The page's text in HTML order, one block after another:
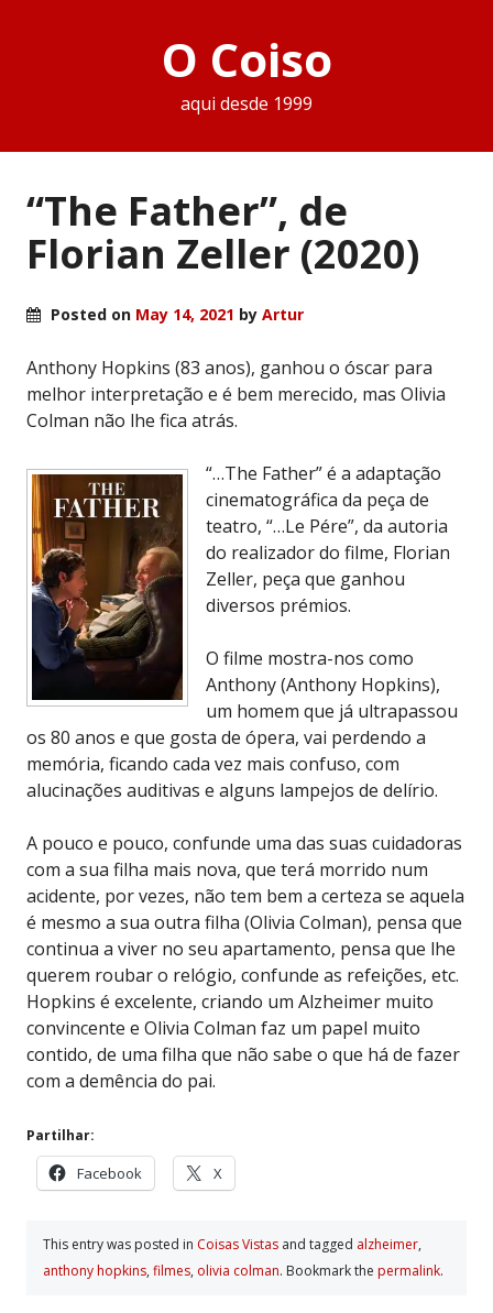
O Coiso
aqui desde 1999
“The Father”, de
Florian Zeller (2020)
Posted on May 14, 2021 by Artur
Anthony Hopkins (83 anos), ganhou o óscar para
melhor interpretação e é bem merecido, mas Olivia
Colman não lhe fica atrás.
“…The Father” é a adaptação
cinematográfica da peça de
teatro, “…Le Pére”, da autoria
do realizador do filme, Florian
Zeller, peça que ganhou
diversos prémios.
O filme mostra-nos como
Anthony (Anthony Hopkins),
um homem que já ultrapassou
os 80 anos e que gosta de ópera, vai perdendo a
memória, ficando cada vez mais confuso, com
alucinações auditivas e alguns lampejos de delírio.
A pouco e pouco, confunde uma das suas cuidadoras
com a sua filha mais nova, que terá morrido num
acidente, por vezes, não tem bem a certeza se aquela
é mesmo a sua outra filha (Olivia Colman), pensa que
continua a viver no seu apartamento, pensa que lhe
querem roubar o relógio, confunde as refeições, etc.
Hopkins é excelente, criando um Alzheimer muito
convincente e Olivia Colman faz um papel muito
contido, de uma filha que não sabe o que há de fazer
com a demência do pai.
Partilhar:
Facebook X
This entry was posted in Coisas Vistas and tagged alzheimer,
anthony hopkins, filmes, olivia colman. Bookmark the permalink.